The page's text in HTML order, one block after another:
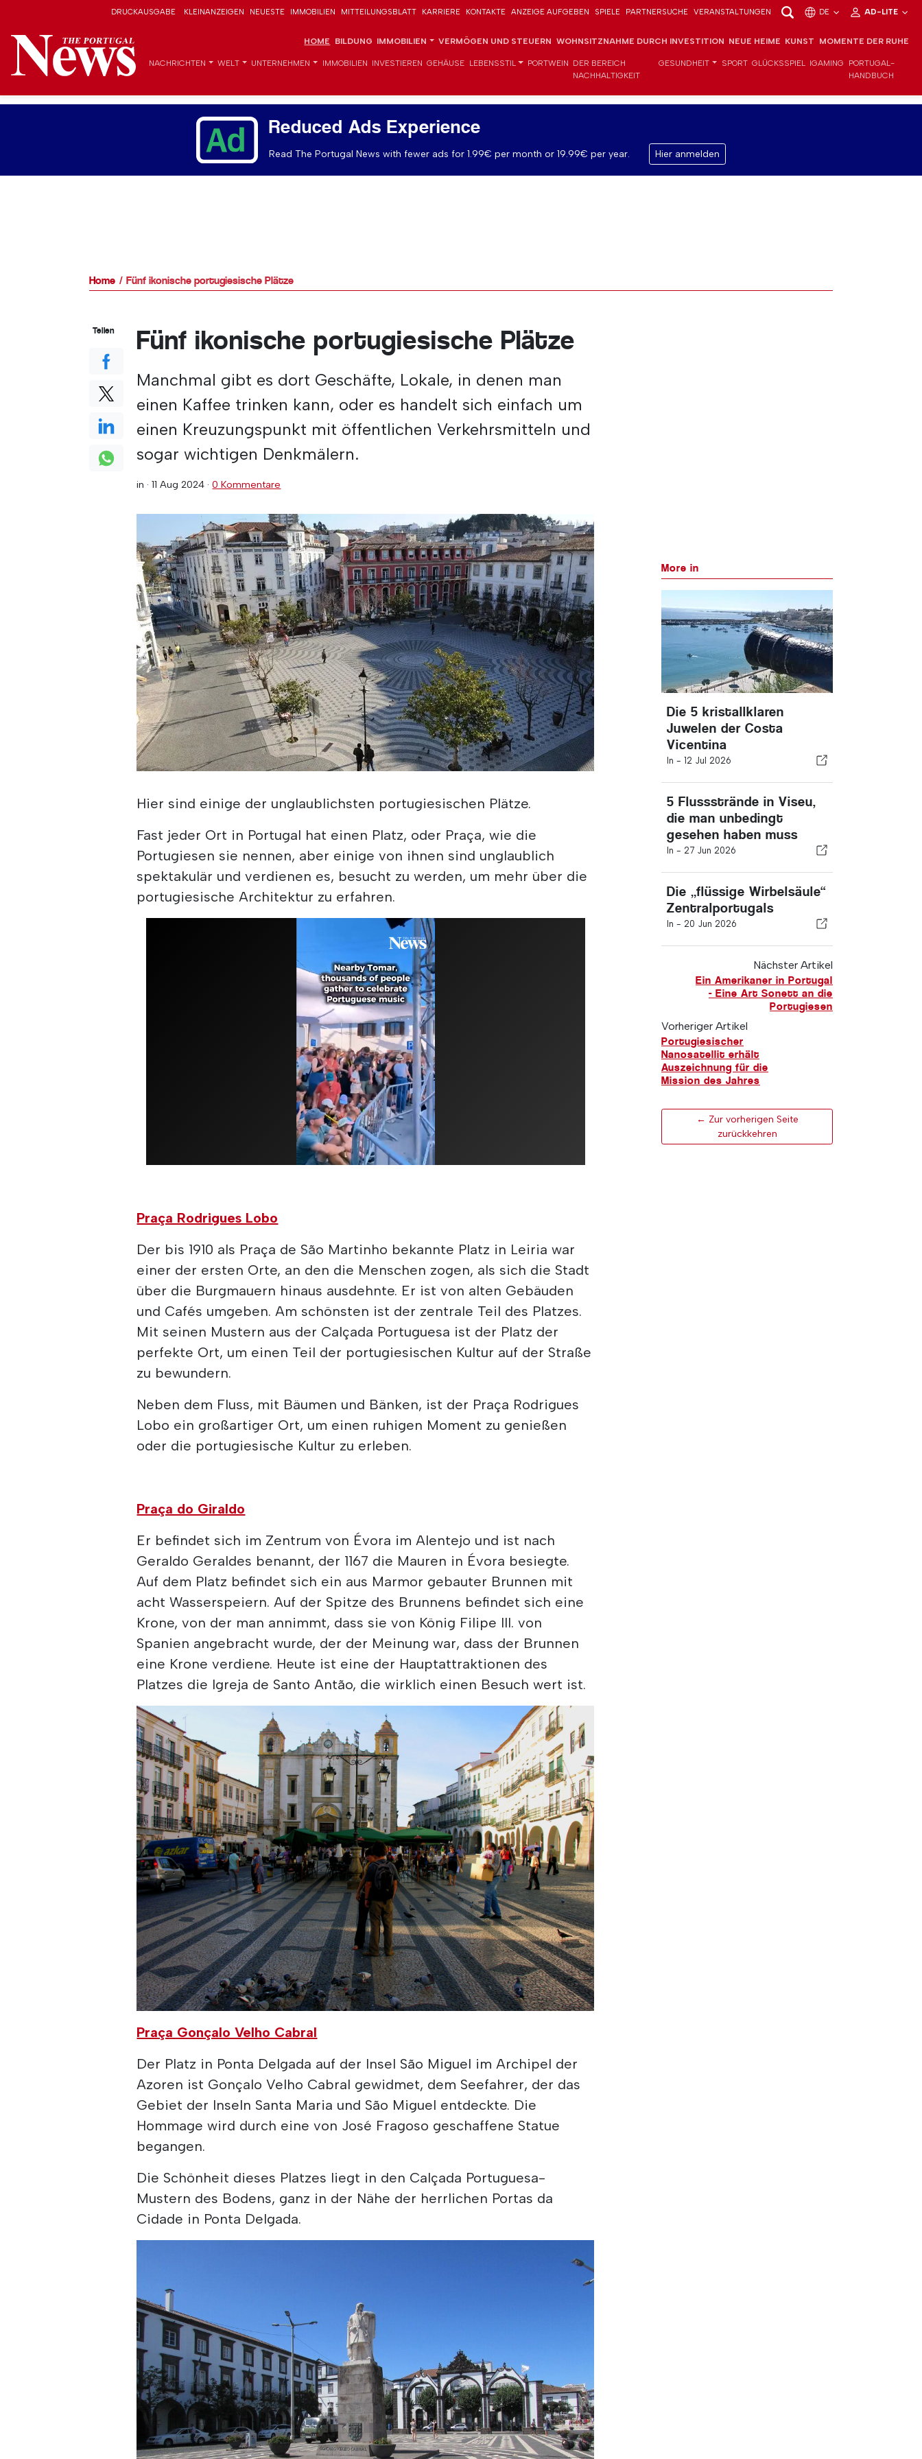
DRUCKAUSGABE KLEINANZEIGEN NEUESTE IMMOBILIEN MITTEILUNGSBLATT KARRIERE KONTAKTE ANZEIGE AUFGEBEN SPIELE PARTNERSUCHE VERANSTALTUNGEN DE AD-LITE
HOME BILDUNG IMMOBILIEN VERMÖGEN UND STEUERN WOHNSITZNAHME DURCH INVESTITION NEUE HEIME KUNST MOMENTE DER RUHE
NACHRICHTEN WELT UNTERNEHMEN IMMOBILIEN INVESTIEREN GEHÄUSE LEBENSSTIL PORTWEIN DER BEREICH
NACHHALTIGKEIT
GESUNDHEIT SPORT GLÜCKSSPIEL IGAMING
PORTUGAL-
HANDBUCH
Reduced Ads Experience
Read The Portugal News with fewer ads for 1.99€ per month or 19.99€ per year. Hier anmelden
Home Fünf ikonische portugiesische Plätze
Fünf ikonische portugiesische Plätze
Manchmal gibt es dort Geschäfte, Lokale, in denen man
einen Kaffee trinken kann, oder es handelt sich einfach um
einen Kreuzungspunkt mit öffentlichen Verkehrsmitteln und
sogar wichtigen Denkmälern.
in ·11 Aug 2024 ·0 Kommentare
Hier sind einige der unglaublichsten portugiesischen Plätze.
Fast jeder Ort in Portugal hat einen Platz, oder Praça, wie die
Portugiesen sie nennen, aber einige von ihnen sind unglaublich
spektakulär und verdienen es, besucht zu werden, um mehr über die
portugiesische Architektur zu erfahren.
Praça Rodrigues Lobo
Der bis 1910 als Praça de São Martinho bekannte Platz in Leiria war
einer der ersten Orte, an den die Menschen zogen, als sich die Stadt
über die Burgmauern hinaus ausdehnte. Er ist von alten Gebäuden
und Cafés umgeben. Am schönsten ist der zentrale Teil des Platzes.
Mit seinen Mustern aus der Calçada Portuguesa ist der Platz der
perfekte Ort, um einen Teil der portugiesischen Kultur auf der Straße
zu bewundern.
Neben dem Fluss, mit Bäumen und Bänken, ist der Praça Rodrigues
Lobo ein großartiger Ort, um einen ruhigen Moment zu genießen
oder die portugiesische Kultur zu erleben.
Praça do Giraldo
Er befindet sich im Zentrum von Évora im Alentejo und ist nach
Geraldo Geraldes benannt, der 1167 die Mauren in Évora besiegte.
Auf dem Platz befindet sich ein aus Marmor gebauter Brunnen mit
acht Wasserspeiern. Auf der Spitze des Brunnens befindet sich eine
Krone, von der man annimmt, dass sie von König Filipe III. von
Spanien angebracht wurde, der der Meinung war, dass der Brunnen
eine Krone verdiene. Heute ist eine der Hauptattraktionen des
Platzes die Igreja de Santo Antão, die wirklich einen Besuch wert ist.
Praça Gonçalo Velho Cabral
Der Platz in Ponta Delgada auf der Insel São Miguel im Archipel der
Azoren ist Gonçalo Velho Cabral gewidmet, dem Seefahrer, der das
Gebiet der Inseln Santa Maria und São Miguel entdeckte. Die
Hommage wird durch eine von José Fragoso geschaffene Statue
begangen.
Die Schönheit dieses Platzes liegt in den Calçada Portuguesa-
Mustern des Bodens, ganz in der Nähe der herrlichen Portas da
Cidade in Ponta Delgada.
Teilen
More in
Die 5 kristallklaren
Juwelen der Costa
Vicentina
In - 12 Jul 2026
5 Flussstrände in Viseu,
die man unbedingt
gesehen haben muss
In - 27 Jun 2026
Die „flüssige Wirbelsäule“
Zentralportugals
In - 20 Jun 2026
Nächster Artikel
Ein Amerikaner in Portugal
- Eine Art Sonett an die
Portugiesen
Vorheriger Artikel
Portugiesischer
Nanosatellit erhält
Auszeichnung für die
Mission des Jahres
← Zur vorherigen Seite
zurückkehren